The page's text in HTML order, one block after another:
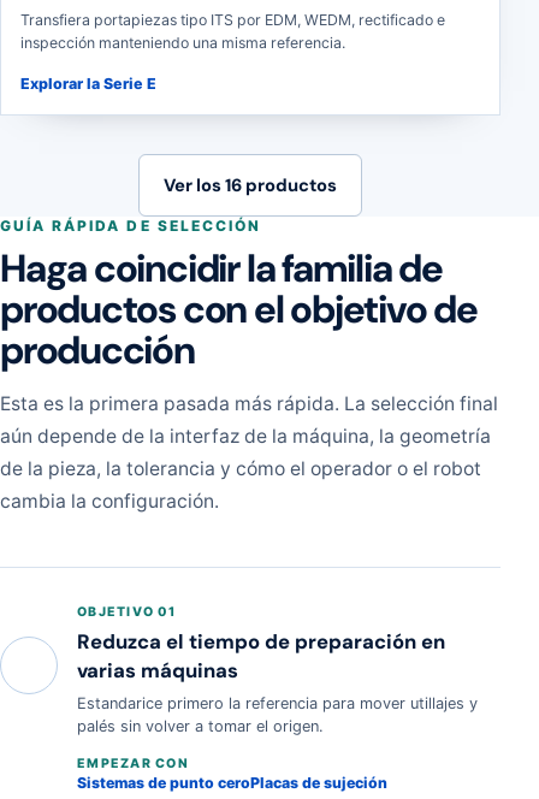
Transfiera portapiezas tipo ITS por EDM, WEDM, rectificado e
inspección manteniendo una misma referencia.
Explorar la Serie E
Ver los 16 productos
GUÍA RÁPIDA DE SELECCIÓN
Haga coincidir la familia de
productos con el objetivo de
producción
Esta es la primera pasada más rápida. La selección final
aún depende de la interfaz de la máquina, la geometría
de la pieza, la tolerancia y cómo el operador o el robot
cambia la configuración.
OBJETIVO 01
Reduzca el tiempo de preparación en
varias máquinas
Estandarice primero la referencia para mover utillajes y
palés sin volver a tomar el origen.
EMPEZAR CON
Sistemas de punto ceroPlacas de sujeción